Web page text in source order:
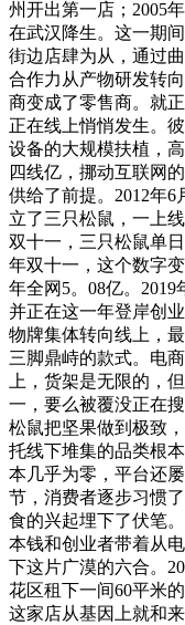
州开出第一店；2005
在武汉降生。这一期
街边店肆为从，通过
合作力从产物研发转
商变成了零售商。就
正在线上悄悄发生。
设备的大规模扶植，
四线亿，挪动互联网
供给了前提。2012年6
立了三只松鼠，一上
双十一，三只松鼠单
年双十一，这个数字
年全网5。08亿。2019
并正在这一年登岸创
物牌集体转向线上，
三脚鼎峙的款式。电
上，货架是无限的，
一，要么被覆没正在
松鼠把坚果做到极致
托线下堆集的品类根
本几乎为零，平台还
节，消费者逐步习惯
食的兴起埋下了伏笔
本钱和创业者带着从
下这片广漠的六合。
花区租下一间60平米
这家店从基因上就和